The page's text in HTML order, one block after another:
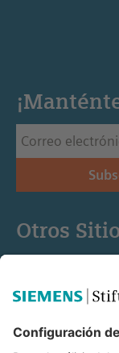
Otros
Educación STEM
Mediaportal